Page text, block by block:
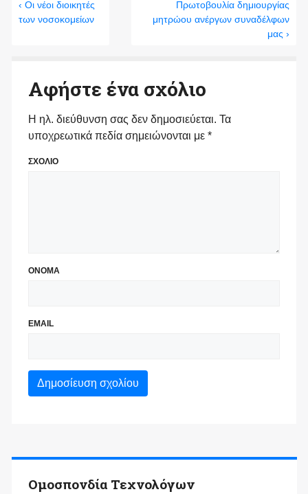
‹ Οι νέοι διοικητές
των νοσοκομείων
Πρωτοβουλία δημιουργίας
μητρώου ανέργων συναδέλφων
μας ›
Αφήστε ένα σχόλιο
Η ηλ. διεύθυνση σας δεν δημοσιεύεται. Τα
υποχρεωτικά πεδία σημειώνονται με *
ΣΧΟΛΙΟ
ΟΝΟΜΑ
EMAIL
Ομοσπονδία Τεχνολόγων